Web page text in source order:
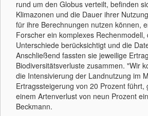
rund um den Globus verteilt, befinden
Klimazonen und die Dauer ihrer
für ihre Berechnungen nutzen können,
Forscher ein komplexes
Unterschiede berücksichtigt und die
Anschließend fassten sie jeweilige
Biodiversitätsverluste zusammen. "Wir
die Intensivierung der Landnutzung im
Ertragssteigerung von 20 Prozent führt,
einem Artenverlust von neun Prozent
Beckmann.